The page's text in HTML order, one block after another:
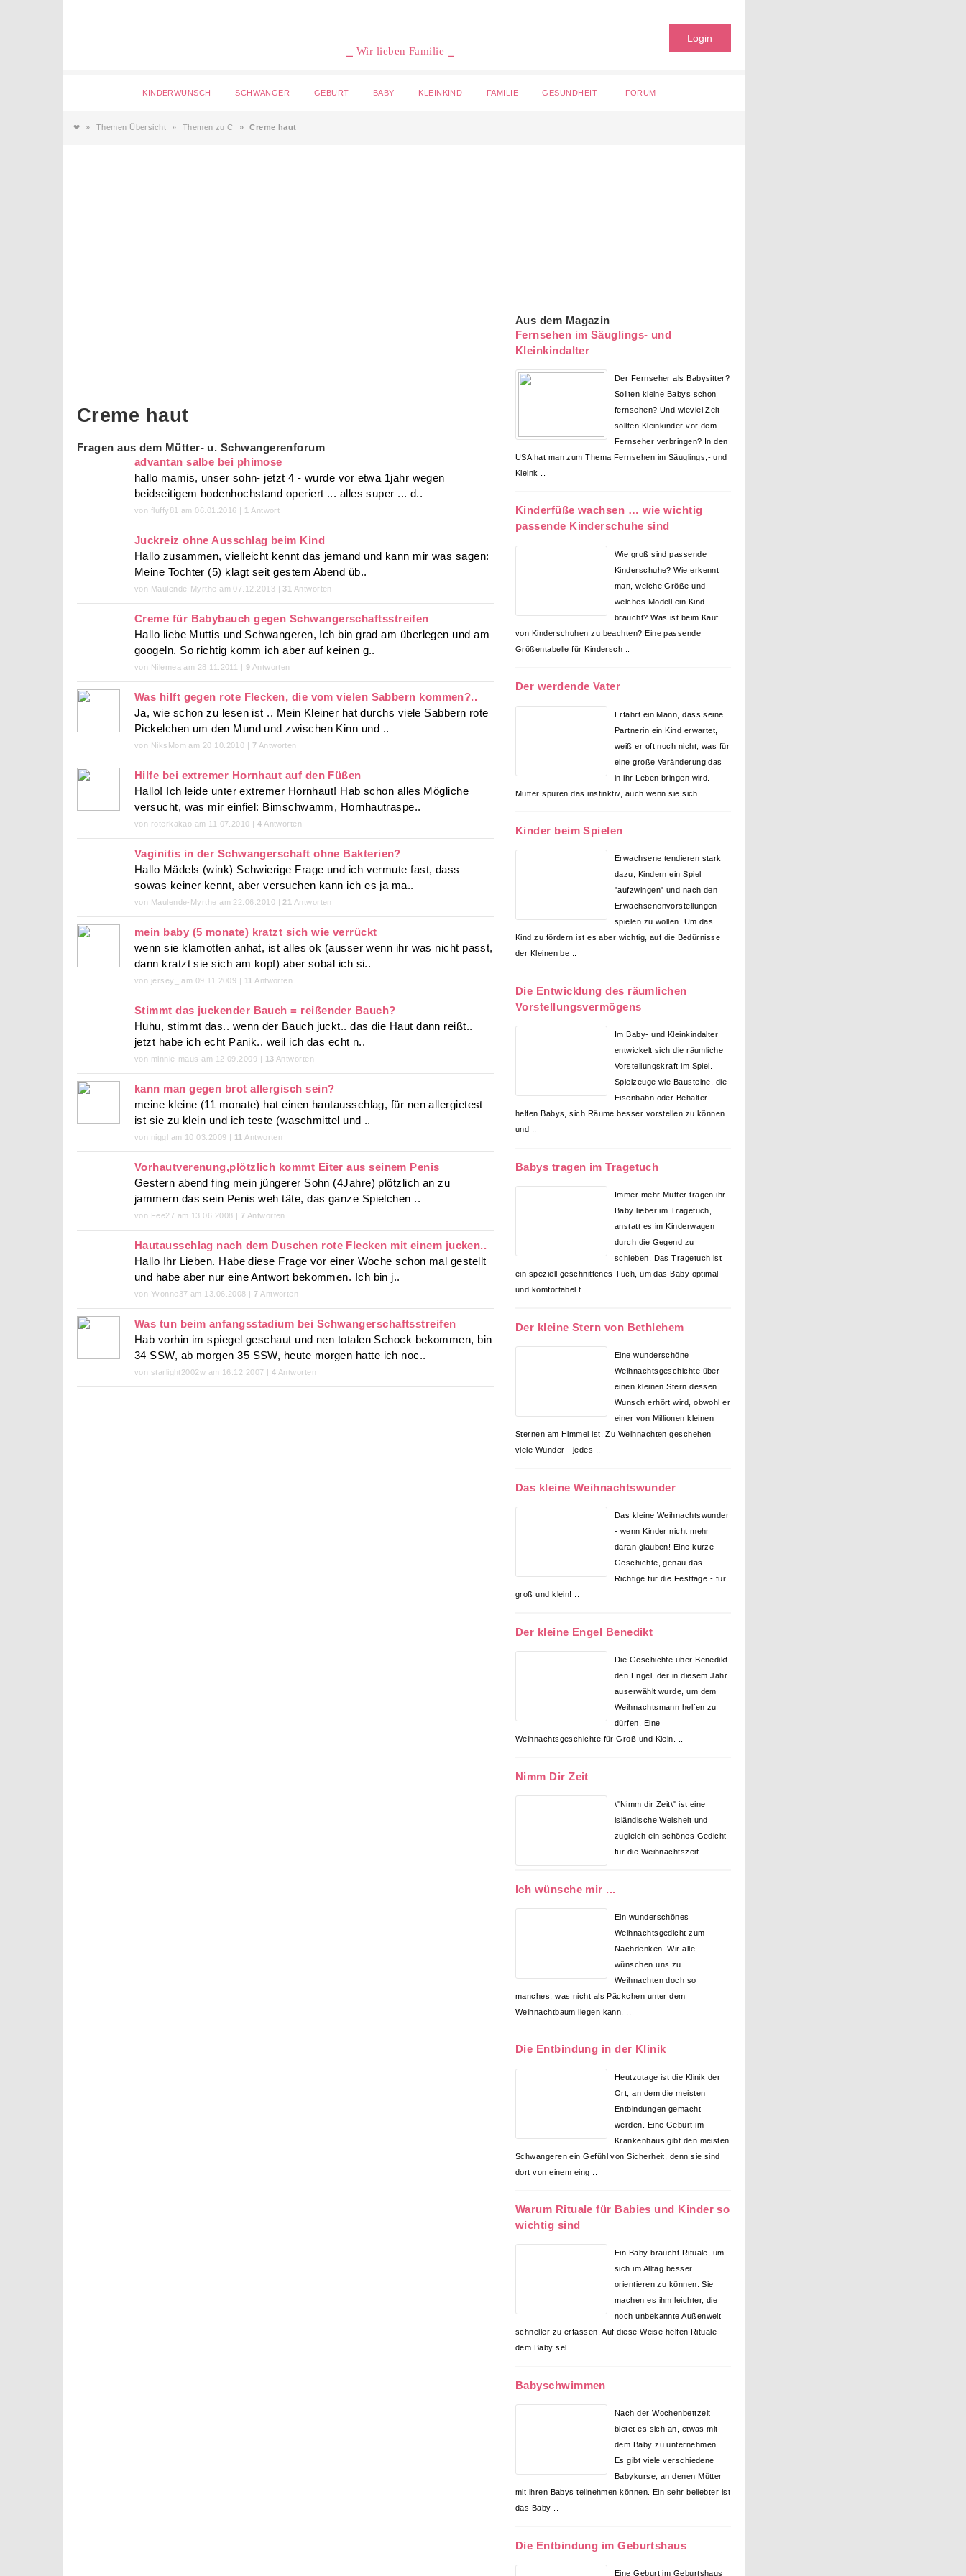
⎯ Wir lieben Familie ⎯
Login
KINDERWUNSCH SCHWANGER GEBURT BABY KLEINKIND FAMILIE GESUNDHEIT FORUM
❤ Themen Übersicht Themen zu C Creme haut
Creme haut
Fragen aus dem Mütter- u. Schwangerenforum
advantan salbe bei phimose
hallo mamis, unser sohn- jetzt 4 - wurde vor etwa 1jahr wegen
beidseitigem hodenhochstand operiert ... alles super ... d..
von fluffy81 am 06.01.2016 | 1 Antwort
Juckreiz ohne Ausschlag beim Kind
Hallo zusammen, vielleicht kennt das jemand und kann mir was sagen:
Meine Tochter (5) klagt seit gestern Abend üb..
von Maulende-Myrthe am 07.12.2013 |31 Antworten
Creme für Babybauch gegen Schwangerschaftsstreifen
Hallo liebe Muttis und Schwangeren, Ich bin grad am überlegen und am
googeln. So richtig komm ich aber auf keinen g..
von Nilemea am 28.11.2011 | 9 Antworten
Was hilft gegen rote Flecken, die vom vielen Sabbern kommen?..
Ja, wie schon zu lesen ist .. Mein Kleiner hat durchs viele Sabbern rote
Pickelchen um den Mund und zwischen Kinn und ..
von NiksMom am 20.10.2010 | 7 Antworten
Hilfe bei extremer Hornhaut auf den Füßen
Hallo! Ich leide unter extremer Hornhaut! Hab schon alles Mögliche
versucht, was mir einfiel: Bimschwamm, Hornhautraspe..
von roterkakao am 11.07.2010 |4 Antworten
Vaginitis in der Schwangerschaft ohne Bakterien?
Hallo Mädels (wink) Schwierige Frage und ich vermute fast, dass
sowas keiner kennt, aber versuchen kann ich es ja ma..
von Maulende-Myrthe am 22.06.2010 | 21 Antworten
mein baby (5 monate) kratzt sich wie verrückt
wenn sie klamotten anhat, ist alles ok (ausser wenn ihr was nicht passt,
dann kratzt sie sich am kopf) aber sobal ich si..
von jersey_ am 09.11.2009 | 11 Antworten
Stimmt das juckender Bauch = reißender Bauch?
Huhu, stimmt das.. wenn der Bauch juckt.. das die Haut dann reißt..
jetzt habe ich echt Panik.. weil ich das echt n..
von minnie-maus am 12.09.2009 | 13 Antworten
kann man gegen brot allergisch sein?
meine kleine (11 monate) hat einen hautausschlag, für nen allergietest
ist sie zu klein und ich teste (waschmittel und ..
von niggl am 10.03.2009 | 11 Antworten
Vorhautverenung,plötzlich kommt Eiter aus seinem Penis
Gestern abend fing mein jüngerer Sohn (4Jahre) plötzlich an zu
jammern das sein Penis weh täte, das ganze Spielchen ..
von Fee27 am 13.06.2008 | 7 Antworten
Hautausschlag nach dem Duschen rote Flecken mit einem jucken..
Hallo Ihr Lieben. Habe diese Frage vor einer Woche schon mal gestellt
und habe aber nur eine Antwort bekommen. Ich bin j..
von Yvonne37 am 13.06.2008 |7 Antworten
Was tun beim anfangsstadium bei Schwangerschaftsstreifen
Hab vorhin im spiegel geschaut und nen totalen Schock bekommen, bin
34 SSW, ab morgen 35 SSW, heute morgen hatte ich noc..
von starlight2002w am 16.12.2007 | 4 Antworten
Aus dem Magazin
Fernsehen im Säuglings- und
Kleinkindalter
Der Fernseher als Babysitter?
Sollten kleine Babys schon
fernsehen? Und wieviel Zeit
sollten Kleinkinder vor dem
Fernseher verbringen? In den
USA hat man zum Thema Fernsehen im Säuglings,- und
Kleink ..
Kinderfüße wachsen … wie wichtig
passende Kinderschuhe sind
Wie groß sind passende
Kinderschuhe? Wie erkennt
man, welche Größe und
welches Modell ein Kind
braucht? Was ist beim Kauf
von Kinderschuhen zu beachten? Eine passende
Größentabelle für Kindersch ..
Der werdende Vater
Erfährt ein Mann, dass seine
Partnerin ein Kind erwartet,
weiß er oft noch nicht, was für
eine große Veränderung das
in ihr Leben bringen wird.
Mütter spüren das instinktiv, auch wenn sie sich ..
Kinder beim Spielen
Erwachsene tendieren stark
dazu, Kindern ein Spiel
"aufzwingen" und nach den
Erwachsenenvorstellungen
spielen zu wollen. Um das
Kind zu fördern ist es aber wichtig, auf die Bedürnisse
der Kleinen be ..
Die Entwicklung des räumlichen
Vorstellungsvermögens
Im Baby- und Kleinkindalter
entwickelt sich die räumliche
Vorstellungskraft im Spiel.
Spielzeuge wie Bausteine, die
Eisenbahn oder Behälter
helfen Babys, sich Räume besser vorstellen zu können
und ..
Babys tragen im Tragetuch
Immer mehr Mütter tragen ihr
Baby lieber im Tragetuch,
anstatt es im Kinderwagen
durch die Gegend zu
schieben. Das Tragetuch ist
ein speziell geschnittenes Tuch, um das Baby optimal
und komfortabel t ..
Der kleine Stern von Bethlehem
Eine wunderschöne
Weihnachtsgeschichte über
einen kleinen Stern dessen
Wunsch erhört wird, obwohl er
einer von Millionen kleinen
Sternen am Himmel ist. Zu Weihnachten geschehen
viele Wunder - jedes ..
Das kleine Weihnachtswunder
Das kleine Weihnachtswunder
- wenn Kinder nicht mehr
daran glauben! Eine kurze
Geschichte, genau das
Richtige für die Festtage - für
groß und klein! ..
Der kleine Engel Benedikt
Die Geschichte über Benedikt
den Engel, der in diesem Jahr
auserwählt wurde, um dem
Weihnachtsmann helfen zu
dürfen. Eine
Weihnachtsgeschichte für Groß und Klein. ..
Nimm Dir Zeit
\"Nimm dir Zeit\" ist eine
isländische Weisheit und
zugleich ein schönes Gedicht
für die Weihnachtszeit. ..
Ich wünsche mir ...
Ein wunderschönes
Weihnachtsgedicht zum
Nachdenken. Wir alle
wünschen uns zu
Weihnachten doch so
manches, was nicht als Päckchen unter dem
Weihnachtbaum liegen kann. ..
Die Entbindung in der Klinik
Heutzutage ist die Klinik der
Ort, an dem die meisten
Entbindungen gemacht
werden. Eine Geburt im
Krankenhaus gibt den meisten
Schwangeren ein Gefühl von Sicherheit, denn sie sind
dort von einem eing ..
Warum Rituale für Babies und Kinder so
wichtig sind
Ein Baby braucht Rituale, um
sich im Alltag besser
orientieren zu können. Sie
machen es ihm leichter, die
noch unbekannte Außenwelt
schneller zu erfassen. Auf diese Weise helfen Rituale
dem Baby sel ..
Babyschwimmen
Nach der Wochenbettzeit
bietet es sich an, etwas mit
dem Baby zu unternehmen.
Es gibt viele verschiedene
Babykurse, an denen Mütter
mit ihren Babys teilnehmen können. Ein sehr beliebter ist
das Baby ..
Die Entbindung im Geburtshaus
Eine Geburt im Geburtshaus